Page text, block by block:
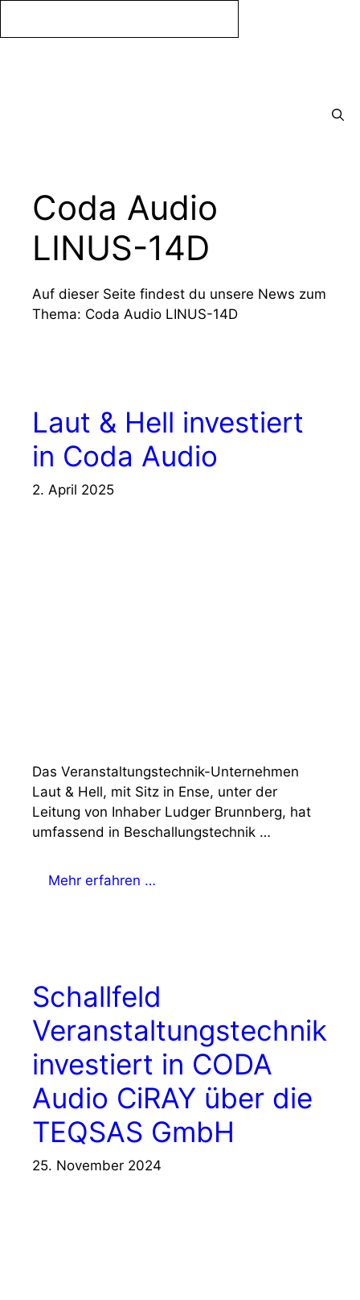
Coda Audio
LINUS-14D
Auf dieser Seite findest du unsere News zum
Thema: Coda Audio LINUS-14D
Laut & Hell investiert
in Coda Audio
2. April 2025
Das Veranstaltungstechnik-Unternehmen
Laut & Hell, mit Sitz in Ense, unter der
Leitung von Inhaber Ludger Brunnberg, hat
umfassend in Beschallungstechnik …
Mehr erfahren …
Schallfeld
Veranstaltungstechnik
investiert in CODA
Audio CiRAY über die
TEQSAS GmbH
25. November 2024